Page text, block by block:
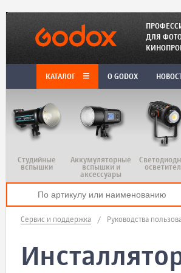
ДЛЯ
КАТАЛОГ O GODOX
Студийные
вспышки
Аккумуляторные
вспышки и
аксессуары
Сервис и поддержка / Руководства